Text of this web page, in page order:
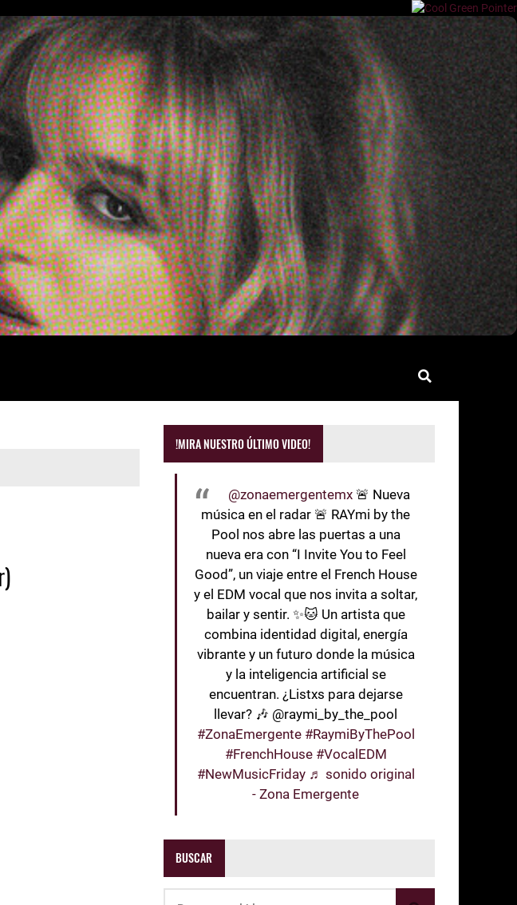
!MIRA NUESTRO ÚLTIMO VIDEO!
@zonaemergentemx 🚨 Nueva
música en el radar 🚨 RAYmi by the
Pool nos abre las puertas a una
nueva era con “I Invite You to Feel
Good”, un viaje entre el French House
y el EDM vocal que nos invita a soltar,
bailar y sentir. ✨🐱 Un artista que
combina identidad digital, energía
vibrante y un futuro donde la música
y la inteligencia artificial se
encuentran. ¿Listxs para dejarse
llevar? 🎶 @raymi_by_the_pool
#ZonaEmergente #RaymiByThePool
#FrenchHouse #VocalEDM
#NewMusicFriday ♬ sonido original
- Zona Emergente
BUSCAR